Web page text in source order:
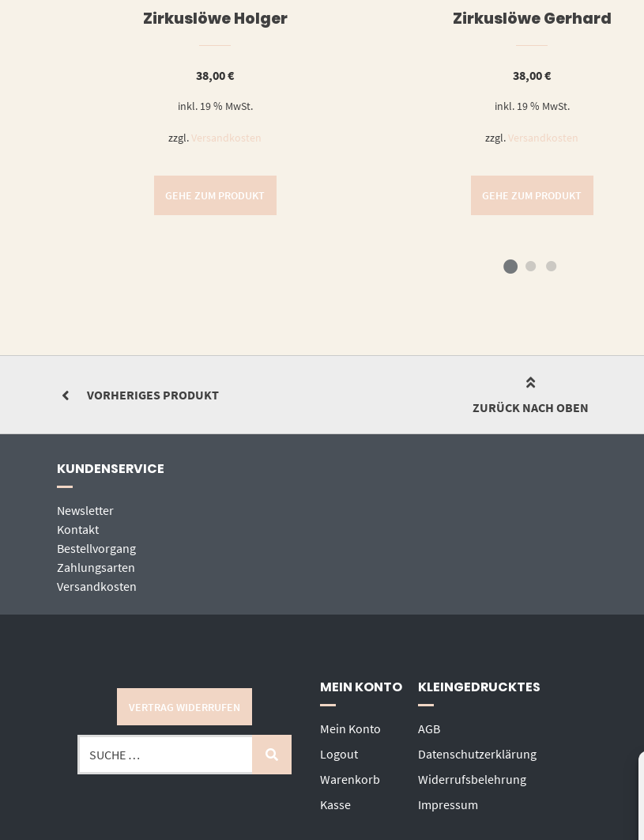
Zirkuslöwe Holger
38,00€
inkl. 19 % MwSt.
zzgl.Versandkosten
GEHE ZUM PRODUKT
Zirkuslöwe Gerhard
38,00€
inkl. 19 % MwSt.
zzgl.Versandkosten
GEHE ZUM PRODUKT
VORHERIGES PRODUKT
ZURÜCK NACH OBEN
KUNDENSERVICE
Newsletter
Kontakt
Bestellvorgang
Zahlungsarten
Versandkosten
VERTRAG WIDERRUFEN
MEIN KONTO
Mein Konto
Logout
Warenkorb
Kasse
KLEINGEDRUCKTES
AGB
Datenschutzerklärung
Widerrufsbelehrung
Impressum